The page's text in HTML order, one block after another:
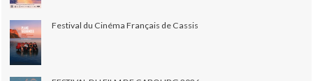
Festival du Cinéma Français de Cassis